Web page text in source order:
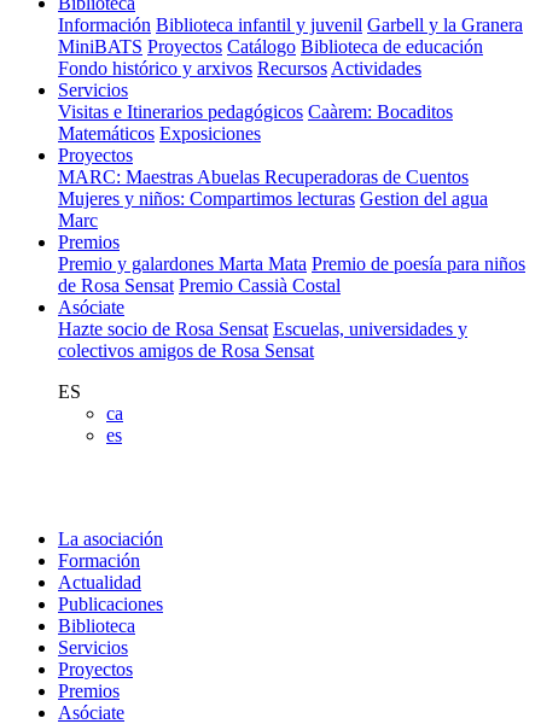
Información Biblioteca infantil y juvenil Garbell y la Granera
MiniBATS Proyectos Catálogo Biblioteca de educación
Fondo histórico y arxivos Recursos Actividades
Servicios
Visitas e Itinerarios pedagógicos Caàrem: Bocaditos
Matemáticos Exposiciones
Proyectos
MARC: Maestras Abuelas Recuperadoras de Cuentos
Mujeres y niños: Compartimos lecturas Gestion del agua
Marc
Premios
Premio y galardones Marta Mata Premio de poesía para niños
de Rosa Sensat Premio Cassià Costal
Asóciate
Hazte socio de Rosa Sensat Escuelas, universidades y
colectivos amigos de Rosa Sensat
ES
ca
es
La asociación
Formación
Actualidad
Publicaciones
Biblioteca
Servicios
Proyectos
Premios
Asóciate